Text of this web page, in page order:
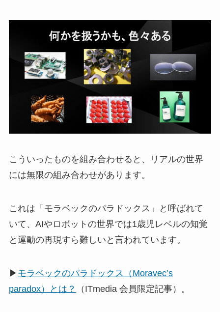
こういったものを組み合わせると、リアルの世界
には無限の組み合わせがあります。
これは「モラベックのパラドックス」と呼ばれて
いて、AIやロボットの世界では1歳児レベルの知覚
と運動の再現すら難しいと言われています。
▶ モラベックのパラドックス（Moravec’s
paradox）とは？
（ITmedia 会員限定記事）。